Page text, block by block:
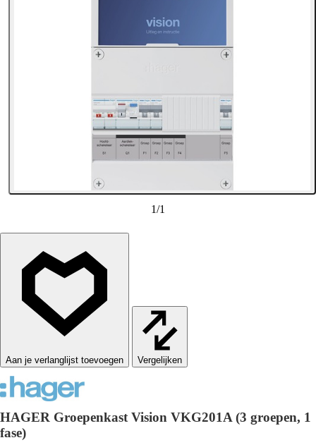
1/1
Vergelijken
HAGER Groepenkast Vision VKG201A (3 groepen, 1
fase)